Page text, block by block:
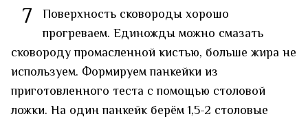
7 Поверхность сковороды хорошо
прогреваем. Единожды можно смазать
сковороду промасленной кистью, больше жира не
используем. Формируем панкейки из
приготовленного теста с помощью столовой
ложки. На один панкейк берём 1,5-2 столовые